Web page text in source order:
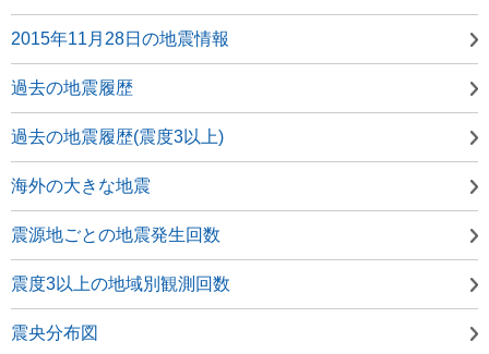
2015年11月28日の地震情報
過去の地震履歴
過去の地震履歴(震度3以上)
海外の大きな地震
震源地ごとの地震発生回数
震度3以上の地域別観測回数
震央分布図